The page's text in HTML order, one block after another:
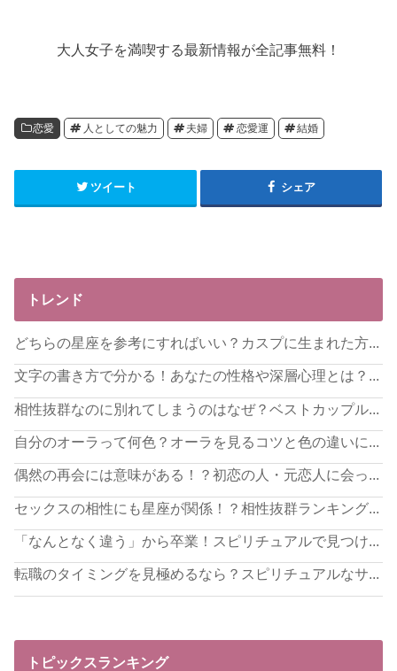
大人女子を満喫する最新情報が全記事無料！
恋愛 人としての魅力 夫婦 恋愛運 結婚
ツイート シェア
トレンド
どちらの星座を参考にすればいい？カスプに生まれた方...
文字の書き方で分かる！あなたの性格や深層心理とは？...
相性抜群なのに別れてしまうのはなぜ？ベストカップル...
自分のオーラって何色？オーラを見るコツと色の違いに...
偶然の再会には意味がある！？初恋の人・元恋人に会っ...
セックスの相性にも星座が関係！？相性抜群ランキング...
「なんとなく違う」から卒業！スピリチュアルで見つけ...
転職のタイミングを見極めるなら？スピリチュアルなサ...
トピックスランキング